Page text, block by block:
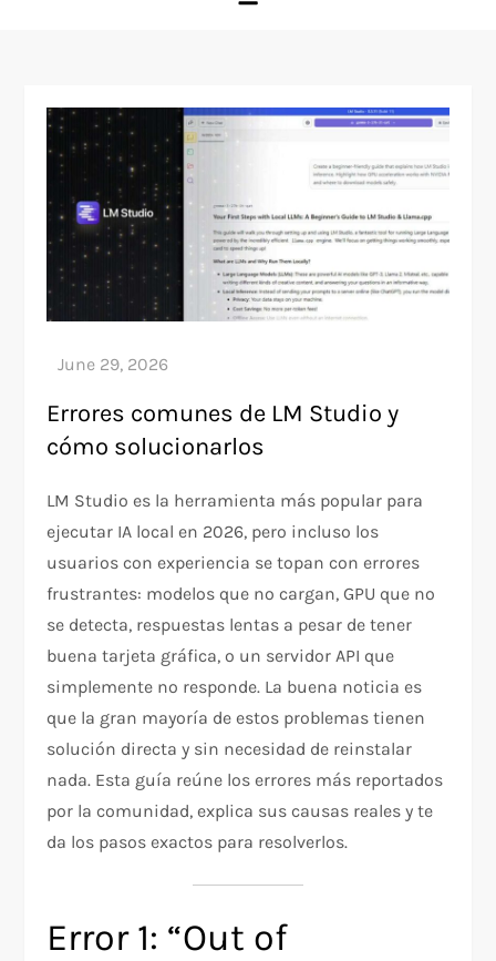
Errores comunes de LM Studio y
cómo solucionarlos
LM Studio es la herramienta más popular para
ejecutar IA local en 2026, pero incluso los
usuarios con experiencia se topan con errores
frustrantes: modelos que no cargan, GPU que no
se detecta, respuestas lentas a pesar de tener
buena tarjeta gráfica, o un servidor API que
simplemente no responde. La buena noticia es
que la gran mayoría de estos problemas tienen
solución directa y sin necesidad de reinstalar
nada. Esta guía reúne los errores más reportados
por la comunidad, explica sus causas reales y te
da los pasos exactos para resolverlos.
Error 1: “Out of